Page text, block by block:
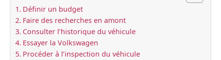
Définir un budget
Faire des recherches en amont
Consulter l’historique du véhicule
Essayer la Volkswagen
Procéder à l’inspection du véhicule